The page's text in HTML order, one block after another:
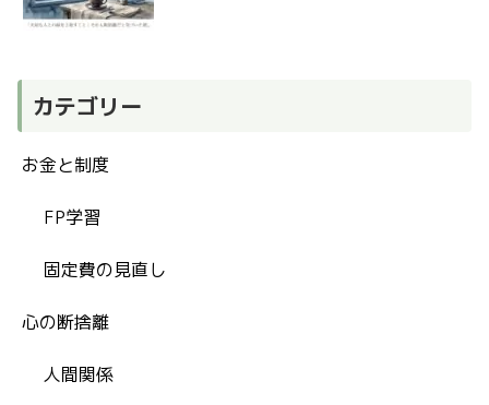
カテゴリー
お金と制度
FP学習
固定費の見直し
心の断捨離
人間関係